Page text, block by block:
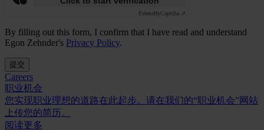
FriendlyCaptcha ⇗
By filling out this form, I confirm that I have read and understand
Egon Zehnder's Privacy Policy.
提交
Careers
职业机会
您实现职业理想的道路在此起步。请在我们的“职业机会”网站
上传您的简历。
阅读更多